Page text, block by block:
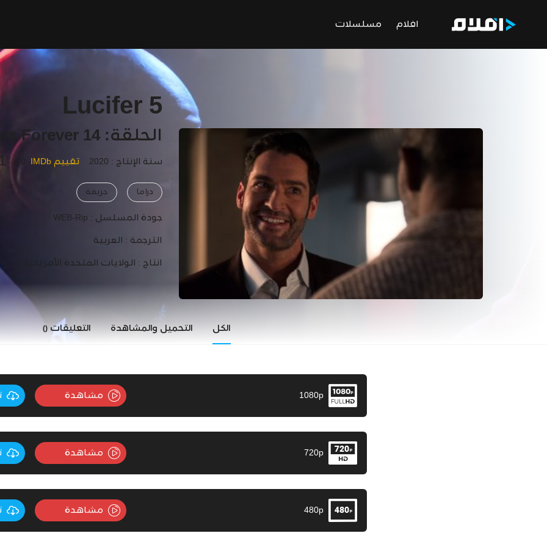
افلام مسلسلات
Lucifer 5
الحلقة: 14 Nothing Lasts Forever
سنة الإنتاج : 2020 تقييم IMDb
دراما جريمة
جودة المسلسل : WEB-Rip
الترجمة : العربية
انتاج : الولايات المتحدة الأمريكية
الكل التحميل والمشاهدة التعليقات()
1080p مشاهدة
720p مشاهدة
480p مشاهدة